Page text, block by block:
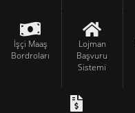
İşçi Maaş
Bordroları
Lojman
Başvuru
Sistemi